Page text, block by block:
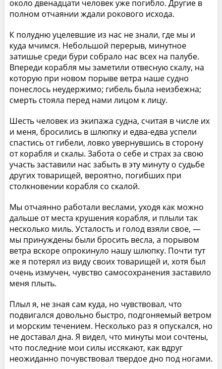
около двенадцати человек уже погибло. Другие в
полном отчаянии ждали рокового исхода.
К полудню уцелевшие из нас не знали, где мы и
куда мчимся. Небольшой перерыв, минутное
затишье среди бури собрало нас всех на палубе.
Впереди корабля мы заметили отвесную скалу, на
которую при новом порыве ветра наше судно
понеслось неудержимо; гибель была неизбежна;
смерть стояла перед нами лицом к лицу.
Шесть человек из экипажа судна, считая в числе их
и меня, бросились в шлюпку и едва-едва успели
спастись от гибели, ловко увернувшись в сторону
от корабля и скалы. Забота о себе и страх за свою
участь заставили нас забыть в эту минуту о судьбе
других товарищей, вероятно, погибших при
столкновении корабля со скалой.
Мы отчаянно работали веслами, уходя как можно
дальше от места крушения корабля, и плыли так
несколько миль. Усталость и голод взяли свое, —
мы принуждены были бросить весла, а порывом
ветра вскоре опрокинуло нашу шлюпку. Почти тут
же я потерял из виду своих товарищей и, хотя был
очень измучен, чувство самосохранения заставило
меня плыть.
Плыл я, не зная сам куда, но чувствовал, что
подвигался довольно быстро, подгоняемый ветром
и морским течением. Несколько раз я опускался, но
не доставал дна. Я видел, что минуты мои сочтены,
что последние мои силы иссякают, как вдруг
неожиданно почувствовал твердое дно под ногами.